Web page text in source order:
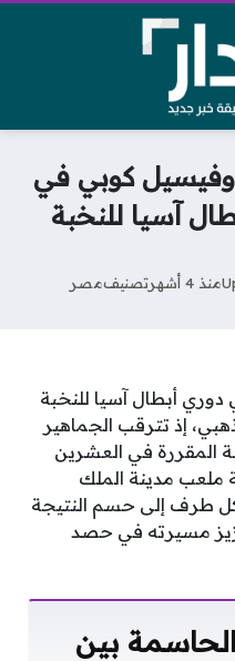
وفيسيل كوبي في
آسيا للنخبة
منذ 4 أشهر تصنيفمصر
أبطال آسيا للنخبة
إذ تترقب الجماهير
المقررة في العشرين
على أرضية ملعب مدينة الملك
كل طرف إلى حسم النتيجة
مسيرته في حصد
الحاسمة بين